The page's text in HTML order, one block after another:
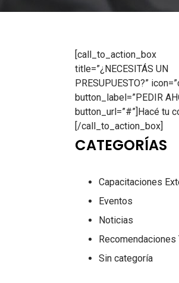
[call_to_action_box
title=”¿NECESITÁS UN
PRESUPUESTO?”
button_label=”PEDIR
button_url=”#”]Hacé tu
[/call_to_action_box]
CATEGORÍAS
Capacitaciones
Eventos
Noticias
Recomendaciones
Sin categoría